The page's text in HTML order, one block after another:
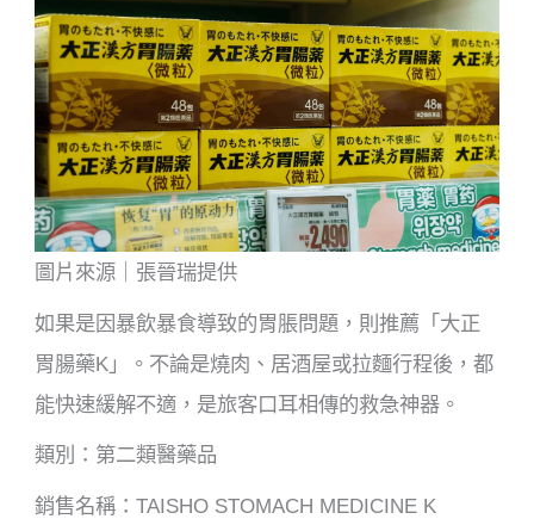
圖片來源｜張晉瑞提供
如果是因暴飲暴食導致的胃脹問題，則推薦「大正
胃腸藥K」。不論是燒肉、居酒屋或拉麵行程後，都
能快速緩解不適，是旅客口耳相傳的救急神器。
類別：第二類醫藥品
銷售名稱：TAISHO STOMACH MEDICINE K